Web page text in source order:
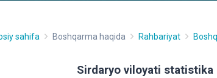
sahifa Boshqarma haqida Rahbariyat
Sirdaryo viloyati statistika